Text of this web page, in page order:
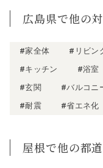
広島県で他の
#家全体 #リビン
#キッチン
#浴室
#玄関
#バルコニ
#耐震
#省エネ化
屋根で他の都